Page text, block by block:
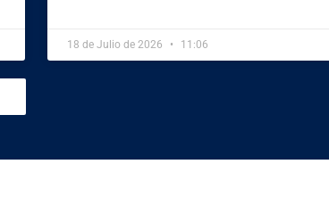
18 de Julio de 2026 11:06